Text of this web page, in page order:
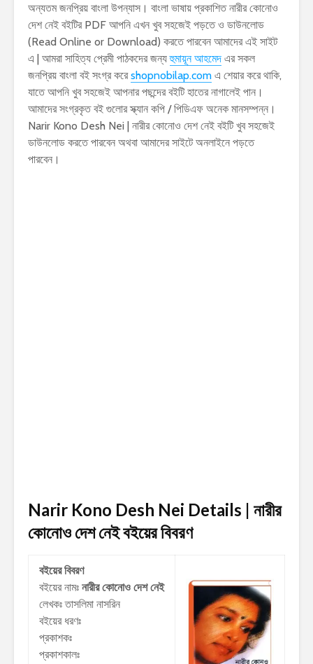
অন্যতম জনপ্রিয় বাংলা উপন্যাস। বাংলা ভাষায় প্রকাশিত নারীর কোনোও
দেশ নেই বইটির PDF আপনি এখন খুব সহজেই পড়তে ও ডাউনলোড
(Read Online or Download) করতে পারবেন আমাদের এই সাইট
এ | আমরা সাহিত্য প্রেমী পাঠকদের জন্যহুমায়ূন আহমেদ এর সকল
জনপ্রিয় বাংলা বই সংগ্র করেshopnobilap.com এ শেয়ার করে থাকি,
যাতে আপনি খুব সহজেই আপনার পছন্দের বইটি হাতের নাগালেই পান।
আমাদের সংগ্রকৃত বই গুলোর স্ক্যান কপি / পিডিএফ অনেক মানসম্পন্ন।
Narir Kono Desh Nei | নারীর কোনোও দেশ নেই বইটি খুব সহজেই
ডাউনলোড করতে পারবেন অথবা আমাদের সাইটে অনলাইনে পড়তে
পারবেন।
Narir Kono Desh Nei Details | নারীর
কোনোও দেশ নেইবইয়ের বিবরণ
বইয়ের বিবরণ
বইয়ের নামঃ নারীর কোনোও দেশ নেই
লেখকঃতাসলিমা নাসরিন
বইয়ের ধরণঃ
প্রকাশকঃ
প্রকাশকালঃ